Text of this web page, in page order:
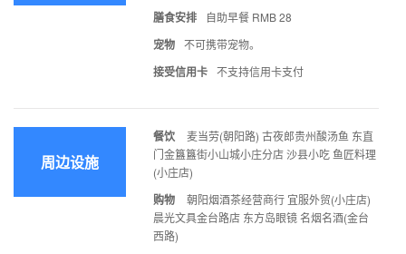
膳食安排 自助早餐 RMB 28
宠物 不可携带宠物。
接受信用卡 不支持信用卡支付
周边设施
餐饮
麦当劳(朝阳路) 古夜郎贵州酸汤鱼 东直
门金簋簋街小山城小庄分店 沙县小吃 鱼匠料理
(小庄店)
购物
朝阳烟酒茶经营商行 宜服外贸(小庄店)
晨光文具金台路店 东方岛眼镜 名烟名酒(金台
西路)